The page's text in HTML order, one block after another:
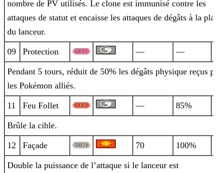
nombre de PV utilisés. Le clone est immunisé contre les
attaques de statut et encaisse les attaques de dégâts à la
du lanceur.
09 Protection — —
Pendant 5 tours, réduit de 50% les dégâts physique reçus
les Pokémon alliés.
11 Feu Follet — 85%
Brûle la cible.
12 Façade 70 100%
Double la puissance de l’attaque si le lanceur est